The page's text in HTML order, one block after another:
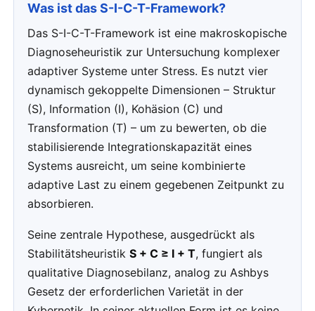
Was ist das S-I-C-T-Framework?
Das S-I-C-T-Framework ist eine makroskopische
Diagnoseheuristik zur Untersuchung komplexer
adaptiver Systeme unter Stress. Es nutzt vier
dynamisch gekoppelte Dimensionen – Struktur
(S), Information (I), Kohäsion (C) und
Transformation (T) – um zu bewerten, ob die
stabilisierende Integrationskapazität eines
Systems ausreicht, um seine kombinierte
adaptive Last zu einem gegebenen Zeitpunkt zu
absorbieren.
Seine zentrale Hypothese, ausgedrückt als
StabilitätsheuristikS + C ≥ I + T, fungiert als
qualitative Diagnosebilanz, analog zu Ashbys
Gesetz der erforderlichen Varietät in der